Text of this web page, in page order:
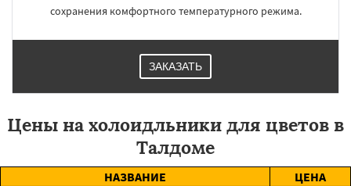
сохранения комфортного температурного режима.
ЗАКАЗАТЬ
Цены на холоидльники для цветов в
Талдоме
НАЗВАНИЕ
ЦЕНА